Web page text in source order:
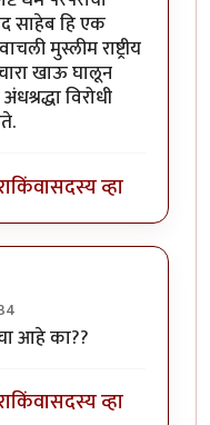
साहेब हि एक
मुस्लीम राष्ट्रीय
खाऊ घालून
विरोधी
किंवासदस्य व्हा
आहे का??
किंवासदस्य व्हा